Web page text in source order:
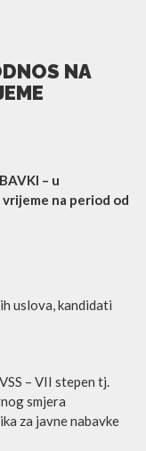
NA
– u
na period od
uslova, kandidati
– VII stepen tj.
smjera
za javne nabavke